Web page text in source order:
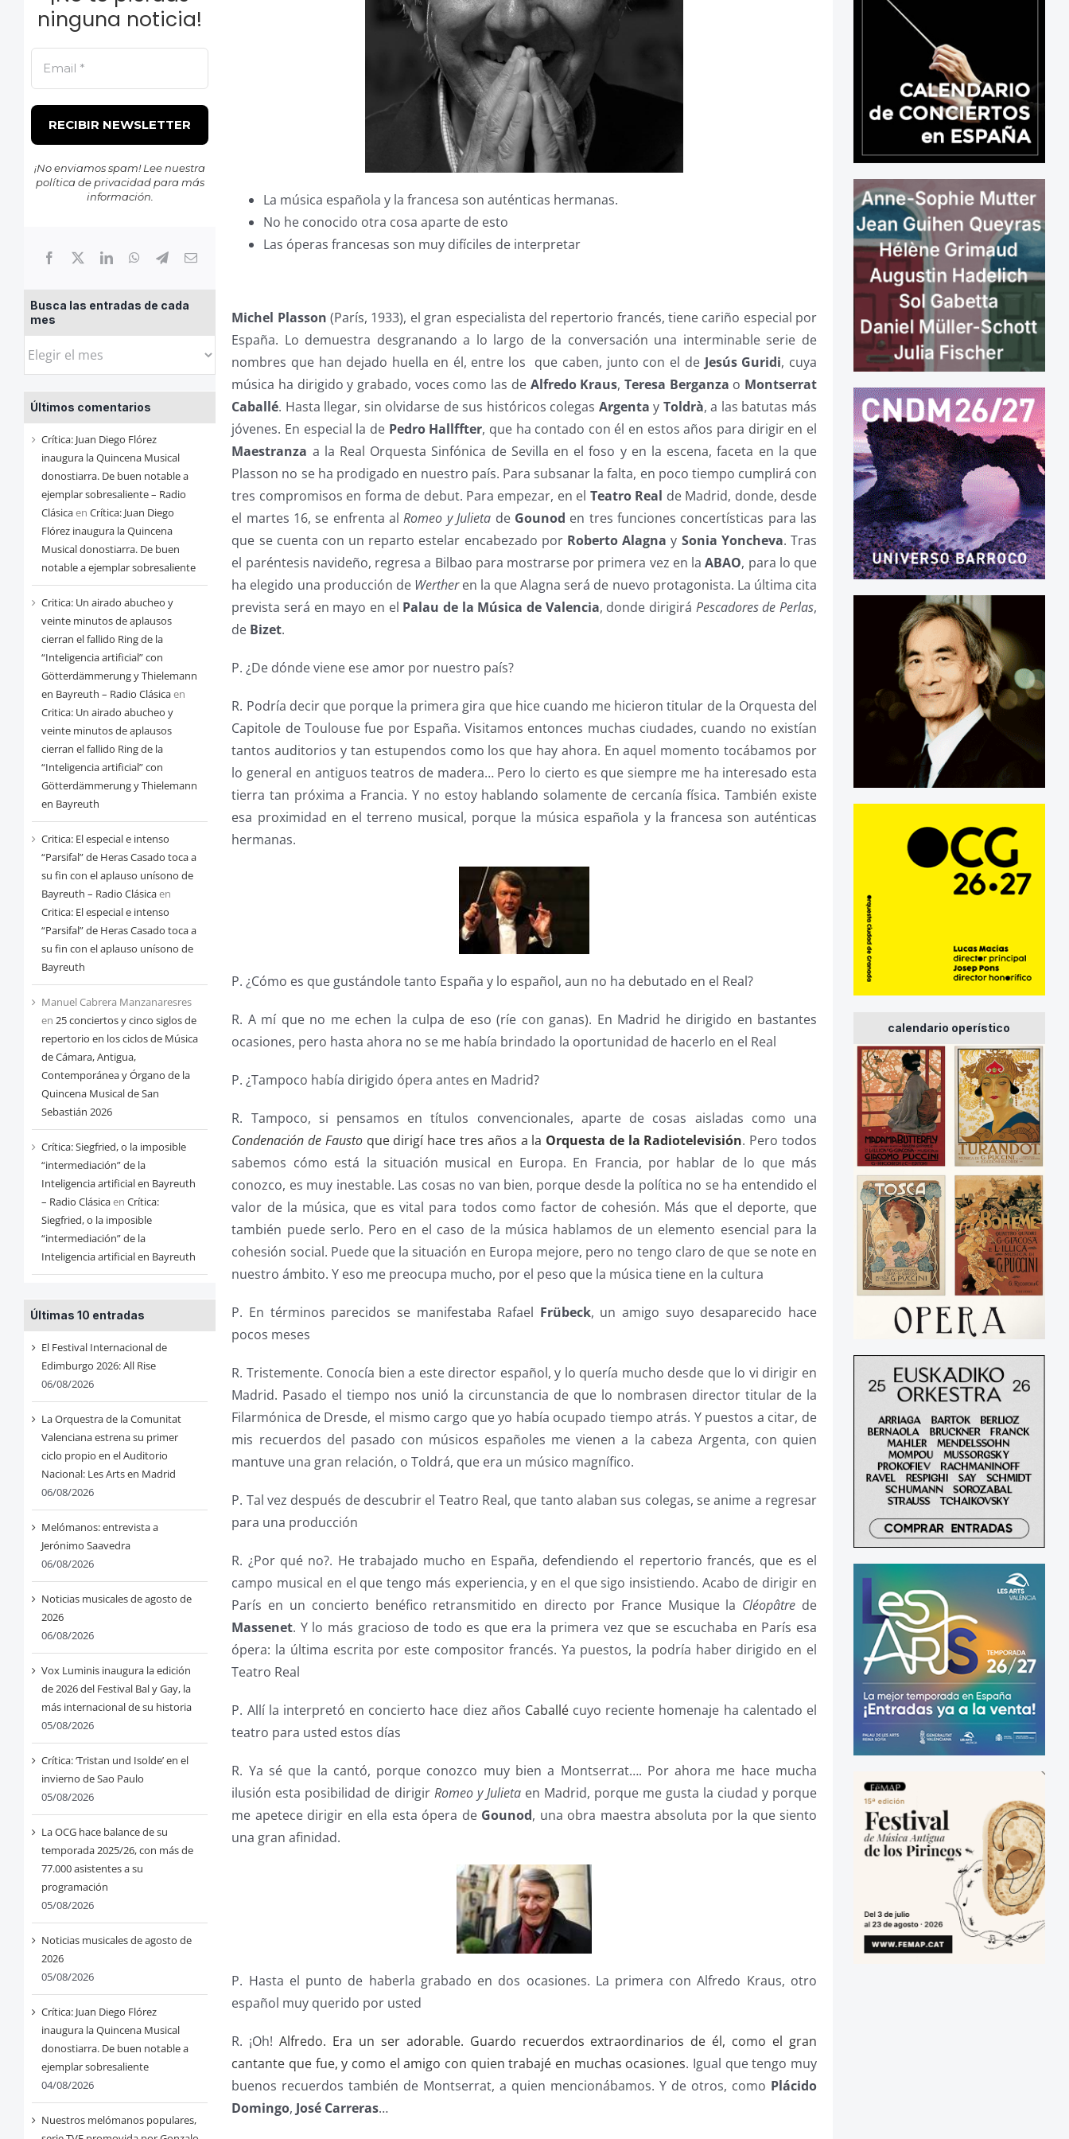
ninguna noticia!
¡No enviamos spam! Lee nuestra
política de privacidadpara más
información.
Busca las entradas de cada
mes
Busca
entradas
de
cada
mes
Últimos comentarios
Crítica: Juan Diego Flórez
inaugura la Quincena Musical
donostiarra. De buen notable a
ejemplar sobresaliente – Radio
Clásicaen Crítica: Juan Diego
Flórez inaugura la Quincena
Musical donostiarra. De buen
notable a ejemplar sobresaliente
Critica: Un airado abucheo y
veinte minutos de aplausos
cierran el fallido Ring de la
“Inteligencia artificial” con
Götterdämmerung y Thielemann
en Bayreuth – Radio Clásicaen
Critica: Un airado abucheo y
veinte minutos de aplausos
cierran el fallido Ring de la
“Inteligencia artificial” con
Götterdämmerung y Thielemann
en Bayreuth
Critica: El especial e intenso
“Parsifal” de Heras Casado toca a
su fin con el aplauso unísono de
Bayreuth – Radio Clásicaen
Critica: El especial e intenso
“Parsifal” de Heras Casado toca a
su fin con el aplauso unísono de
Bayreuth
Manuel Cabrera Manzanaresres
en 25 conciertos y cinco siglos de
repertorio en los ciclos de Música
de Cámara, Antigua,
Contemporánea y Órgano de la
Quincena Musical de San
Sebastián 2026
Crítica: Siegfried, o la imposible
“intermediación” de la
Inteligencia artificial en Bayreuth
– Radio Clásicaen Crítica:
Siegfried, o la imposible
“intermediación” de la
Inteligencia artificial en Bayreuth
Últimas 10 entradas
El Festival Internacional de
Edimburgo 2026: All Rise
06/08/2026
La Orquestra de la Comunitat
Valenciana estrena su primer
ciclo propio en el Auditorio
Nacional: Les Arts en Madrid
06/08/2026
Melómanos: entrevista a
Jerónimo Saavedra
06/08/2026
Noticias musicales de agosto de
2026
06/08/2026
Vox Luminis inaugura la edición
de 2026 del Festival Bal y Gay, la
más internacional de su historia
05/08/2026
Crítica: ‘Tristan und Isolde’ en el
invierno de Sao Paulo
05/08/2026
La OCG hace balance de su
temporada 2025/26, con más de
77.000 asistentes a su
programación
05/08/2026
Noticias musicales de agosto de
2026
05/08/2026
Crítica: Juan Diego Flórez
inaugura la Quincena Musical
donostiarra. De buen notable a
ejemplar sobresaliente
04/08/2026
Nuestros melómanos populares,
La música española y la francesa son auténticas hermanas.
No he conocido otra cosa aparte de esto
Las óperas francesas son muy difíciles de interpretar
Michel Plasson (París, 1933), el gran especialista del repertorio francés, tiene cariño especial por
España. Lo demuestra desgranando a lo largo de la conversación una interminable serie de
nombres que han dejado huella en él, entre los que caben, junto con el de Jesús Guridi, cuya
música ha dirigido y grabado, voces como las de Alfredo Kraus, Teresa Berganza o Montserrat
Caballé. Hasta llegar, sin olvidarse de sus históricos colegas Argenta y Toldrà, a las batutas más
jóvenes. En especial la de Pedro Hallffter, que ha contado con él en estos años para dirigir en el
Maestranza a la Real Orquesta Sinfónica de Sevilla en el foso y en la escena, faceta en la que
Plasson no se ha prodigado en nuestro país. Para subsanar la falta, en poco tiempo cumplirá con
tres compromisos en forma de debut. Para empezar, en el Teatro Real de Madrid, donde, desde
el martes 16, se enfrenta alRomeo y Julieta de Gounod en tres funciones concertísticas para las
que se cuenta con un reparto estelar encabezado por Roberto Alagna y Sonia Yoncheva. Tras
el paréntesis navideño, regresa a Bilbao para mostrarse por primera vez en laABAO, para lo que
ha elegido una producción de Wertheren la que Alagna será de nuevo protagonista. La última cita
prevista será en mayo en el Palau de la Música de Valencia, donde dirigirá Pescadores de Perlas,
de Bizet.
P. ¿De dónde viene ese amor por nuestro país?
R. Podría decir que porque la primera gira que hice cuando me hicieron titular de la Orquesta del
Capitole de Toulouse fue por España. Visitamos entonces muchas ciudades, cuando no existían
tantos auditorios y tan estupendos como los que hay ahora. En aquel momento tocábamos por
lo general en antiguos teatros de madera… Pero lo cierto es que siempre me ha interesado esta
tierra tan próxima a Francia. Y no estoy hablando solamente de cercanía física. También existe
esa proximidad en el terreno musical, porque la música española y la francesa son auténticas
hermanas.
P. ¿Cómo es que gustándole tanto España y lo español, aun no ha debutado en el Real?
R. A mí que no me echen la culpa de eso (ríe con ganas). En Madrid he dirigido en bastantes
ocasiones, pero hasta ahora no se me había brindado la oportunidad de hacerlo en el Real
P. ¿Tampoco había dirigido ópera antes en Madrid?
R. Tampoco, si pensamos en títulos convencionales, aparte de cosas aisladas como una
Condenación de Faustoque dirigí hace tres años a la Orquesta de la Radiotelevisión. Pero todos
sabemos cómo está la situación musical en Europa. En Francia, por hablar de lo que más
conozco, es muy inestable. Las cosas no van bien, porque desde la política no se ha entendido el
valor de la música, que es vital para todos como factor de cohesión. Más que el deporte, que
también puede serlo. Pero en el caso de la música hablamos de un elemento esencial para la
cohesión social. Puede que la situación en Europa mejore, pero no tengo claro de que se note en
nuestro ámbito. Y eso me preocupa mucho, por el peso que la música tiene en la cultura
P. En términos parecidos se manifestaba Rafael Frübeck, un amigo suyo desaparecido hace
pocos meses
R. Tristemente. Conocía bien a este director español, y lo quería mucho desde que lo vi dirigir en
Madrid. Pasado el tiempo nos unió la circunstancia de que lo nombrasen director titular de la
Filarmónica de Dresde, el mismo cargo que yo había ocupado tiempo atrás. Y puestos a citar, de
mis recuerdos del pasado con músicos españoles me vienen a la cabeza Argenta, con quien
mantuve una gran relación, o Toldrá, que era un músico magnífico.
P. Tal vez después de descubrir el Teatro Real, que tanto alaban sus colegas, se anime a regresar
para una producción
R. ¿Por qué no?. He trabajado mucho en España, defendiendo el repertorio francés, que es el
campo musical en el que tengo más experiencia, y en el que sigo insistiendo. Acabo de dirigir en
París en un concierto benéfico retransmitido en directo por France Musique la Cléopâtre de
Massenet. Y lo más gracioso de todo es que era la primera vez que se escuchaba en París esa
ópera: la última escrita por este compositor francés. Ya puestos, la podría haber dirigido en el
Teatro Real
P. Allí la interpretó en concierto hace diez años Caballécuyo reciente homenaje ha calentado el
teatro para usted estos días
R. Ya sé que la cantó, porque conozco muy bien a Montserrat…. Por ahora me hace mucha
ilusión esta posibilidad de dirigir Romeo y Julietaen Madrid, porque me gusta la ciudad y porque
me apetece dirigir en ella esta ópera de Gounod, una obra maestra absoluta por la que siento
una gran afinidad.
P. Hasta el punto de haberla grabado en dos ocasiones. La primera con Alfredo Kraus, otro
español muy querido por usted
R. ¡Oh!Alfredo. Era un ser adorable. Guardo recuerdos extraordinarios de él, como el gran
cantante que fue, y como el amigo con quien trabajé en muchas ocasiones. Igual que tengo muy
buenos recuerdos también de Montserrat, a quien mencionábamos. Y de otros, como Plácido
Domingo, José Carreras…
calendario operístico